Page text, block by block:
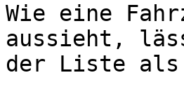
Wie eine
aussieht,
der Liste als